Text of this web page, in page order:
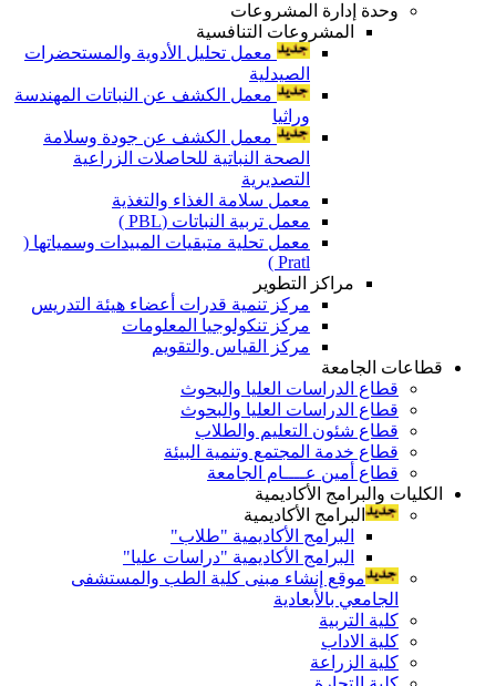
وحدة إدارة المشروعات
المشروعات التنافسية
معمل تحليل الأدوية والمستحضرات
الصيدلية
معمل الكشف عن النباتات المهندسة
وراثيا
معمل الكشف عن جودة وسلامة
الصحة النباتية للحاصلات الزراعية
التصديرية
معمل سلامة الغذاء والتغذية
معمل تربية النباتات (PBL )
معمل تحلية متبقيات المبيدات وسمياتها (
Pratl )
مراكز التطوير
مركز تنمية قدرات أعضاء هيئة التدريس
مركز تنكولوجيا المعلومات
مركز القياس والتقويم
قطاعات الجامعة
قطاع الدراسات العليا والبحوث
قطاع الدراسات العليا والبحوث
قطاع شئون التعليم والطلاب
قطاع خدمة المجتمع وتنمية البيئة
قطاع أمين عــــام الجامعة
الكليات والبرامج الأكاديمية
البرامج الأكاديمية
البرامج الأكاديمية "طلاب"
البرامج الأكاديمية "دراسات عليا"
موقع إنشاء مبنى كلية الطب والمستشفى
الجامعي بالأبعادية
كلية التربية
كلية الاداب
كلية الزراعة